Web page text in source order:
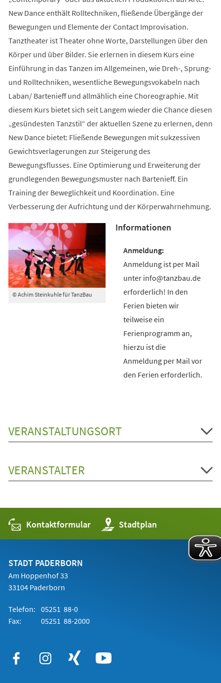
New Dance enthält Rolltechniken, fließende Übergänge der
Bewegungen und Elemente der Contact Improvisation.
Tanztheater ist Theater ohne Worte, Darstellungen über den
Körper und über Bilder. Sie erlernen in diesem Kurs eine
Einführung in das Tanzen im Allgemeinen, wie Dreh-, Sprung-
und Rolltechniken, wesentliche Bewegungsvokabeln nach
Laban/ Bartenieff und allmählich eine Choreographie. Mit
diesem Kurs bietet sich seit Langem wieder die Chance diesen
„gesündesten Tanzstil“ der aktuellen Szene zu erlernen, denn
New Dance bietet: Fließende Bewegungen mit sukzessiven
Gewichtsverlagerungen zur Steigerung des
Bewegungsflusses. Eine Optimierung und Erweiterung der
grundlegenden Bewegungsmuster nach Bartenieff. Ein
Training der Beweglichkeit und Koordination. Eine
Verbesserung der Aufrichtung und der Körperwahrnehmung.
© Achim Steinkuhle für TanzBau
Informationen
Anmeldung ist per Mail
unter info@tanzbau.de
erforderlich! In den
Ferien bieten wir
teilweise ein
Ferienprogramm an,
hierzu ist die
Anmeldung per Mail vor
den Ferien erforderlich.
VERANSTALTUNGSORT
VERANSTALTER
Kontaktformular Stadtplan
(Öffnet
in
einem
STADT PADERBORN
Am Hoppenhof 33
33104 Paderborn
Telefon: 05251 88-0
Fax:
05251 88-2000